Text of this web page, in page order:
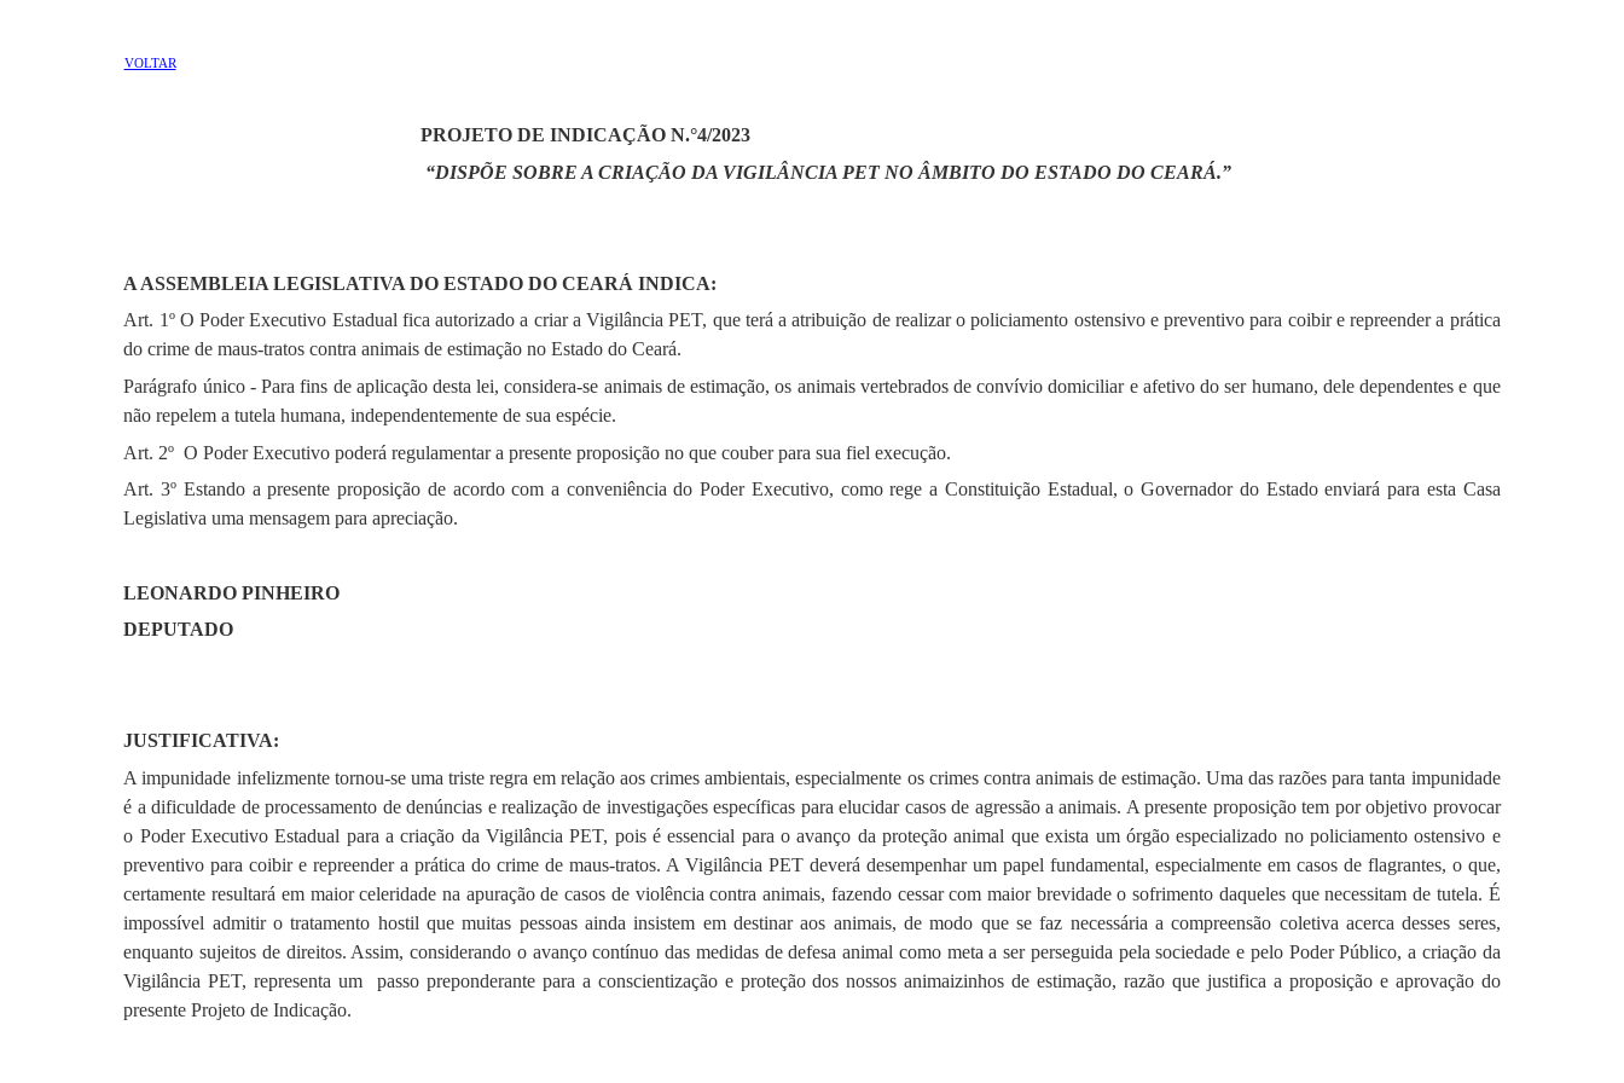
VOLTAR
PROJETO DE INDICAÇÃO N.°4/2023
“DISPÕE SOBRE A CRIAÇÃO DA VIGILÂNCIA PET NO ÂMBITO DO ESTADO DO CEARÁ.”
A ASSEMBLEIA LEGISLATIVA DO ESTADO DO CEARÁ INDICA:
Art. 1º O Poder Executivo Estadual fica autorizado a criar a Vigilância PET, que terá a atribuição de realizar o policiamento ostensivo e preventivo para coibir e repreender a prática
do crime de maus-tratos contra animais de estimação no Estado do Ceará.
Parágrafo único - Para fins de aplicação desta lei, considera-se animais de estimação, os animais vertebrados de convívio domiciliar e afetivo do ser humano, dele dependentes e que
não repelem a tutela humana, independentemente de sua espécie.
Art. 2º O Poder Executivo poderá regulamentar a presente proposição no que couber para sua fiel execução.
Art. 3º Estando a presente proposição de acordo com a conveniência do Poder Executivo, como rege a Constituição Estadual, o Governador do Estado enviará para esta Casa
Legislativa uma mensagem para apreciação.
LEONARDO PINHEIRO
DEPUTADO
JUSTIFICATIVA:
A impunidade infelizmente tornou-se uma triste regra em relação aos crimes ambientais, especialmente os crimes contra animais de estimação. Uma das razões para tanta impunidade
é a dificuldade de processamento de denúncias e realização de investigações específicas para elucidar casos de agressão a animais. A presente proposição tem por objetivo provocar
o Poder Executivo Estadual para a criação da Vigilância PET, pois é essencial para o avanço da proteção animal que exista um órgão especializado no policiamento ostensivo e
preventivo para coibir e repreender a prática do crime de maus-tratos. A Vigilância PET deverá desempenhar um papel fundamental, especialmente em casos de flagrantes, o que,
certamente resultará em maior celeridade na apuração de casos de violência contra animais, fazendo cessar com maior brevidade o sofrimento daqueles que necessitam de tutela. É
impossível admitir o tratamento hostil que muitas pessoas ainda insistem em destinar aos animais, de modo que se faz necessária a compreensão coletiva acerca desses seres,
enquanto sujeitos de direitos. Assim, considerando o avanço contínuo das medidas de defesa animal como meta a ser perseguida pela sociedade e pelo Poder Público, a criação da
Vigilância PET, representa um passo preponderante para a conscientização e proteção dos nossos animaizinhos de estimação, razão que justifica a proposição e aprovação do
presente Projeto de Indicação.